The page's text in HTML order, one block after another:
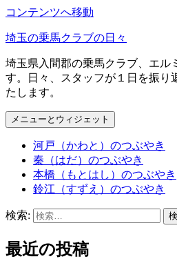
コンテンツへ移動
埼玉の乗馬クラブの日々
埼玉県入間郡の乗馬クラブ、エル
す。日々、スタッフが１日を振り
たします。
メニューとウィジェット
河戸（かわと）のつぶやき
秦（はだ）のつぶやき
本橋（もとはし）のつぶやき
鈴江（すずえ）のつぶやき
検索:
最近の投稿